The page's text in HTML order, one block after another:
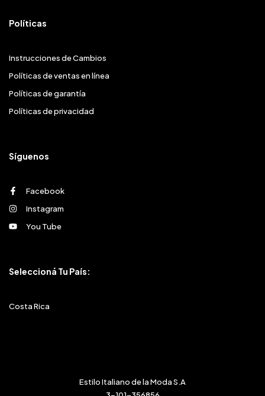
Políticas
Instrucciones de Cambios
Políticas de ventas en línea
Políticas de garantía
Políticas de privacidad
Síguenos
Facebook
Instagram
You Tube
Seleccioná Tu País:
Costa Rica
Estilo Italiano de la Moda S.A